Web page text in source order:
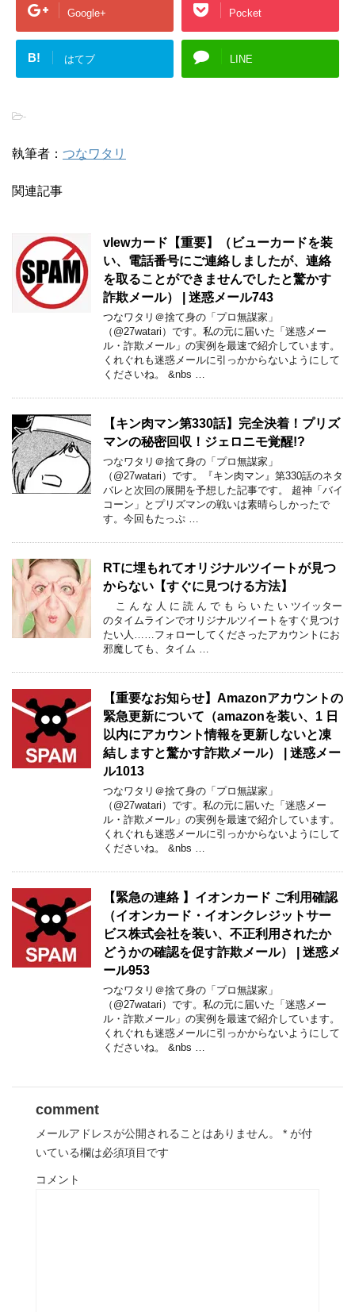
Google+ Pocket
B! はてブ LINE
-
執筆者： つなワタリ
関連記事
vlewカード【重要】（ビューカードを装
い、電話番号にご連絡しましたが、連絡
を取ることができませんでしたと驚かす
詐欺メール） | 迷惑メール743
つなワタリ＠捨て身の「プロ無謀家」
（@27watari）です。私の元に届いた「迷惑メー
ル・詐欺メール」の実例を最速で紹介しています。
くれぐれも迷惑メールに引っかからないようにして
くださいね。 &nbs …
【キン肉マン第330話】完全決着！プリズ
マンの秘密回収！ジェロニモ覚醒!?
つなワタリ＠捨て身の「プロ無謀家」
（@27watari）です。『キン肉マン』第330話のネタ
バレと次回の展開を予想した記事です。 超神「バイ
コーン」とプリズマンの戦いは素晴らしかったで
す。今回もたっぷ …
RTに埋もれてオリジナルツイートが見つ
からない【すぐに見つける方法】
こ ん な 人 に 読 ん で も ら い た い ツイッター
のタイムラインでオリジナルツイートをすぐ見つけ
たい人……フォローしてくださったアカウントにお
邪魔しても、タイム …
【重要なお知らせ】Amazonアカウントの
緊急更新について（amazonを装い、1 日
以内にアカウント情報を更新しないと凍
結しますと驚かす詐欺メール） | 迷惑メー
ル1013
つなワタリ＠捨て身の「プロ無謀家」
（@27watari）です。私の元に届いた「迷惑メー
ル・詐欺メール」の実例を最速で紹介しています。
くれぐれも迷惑メールに引っかからないようにして
くださいね。 &nbs …
【緊急の連絡 】イオンカード ご利用確認
（イオンカード・イオンクレジットサー
ビス株式会社を装い、不正利用されたか
どうかの確認を促す詐欺メール） | 迷惑メ
ール953
つなワタリ＠捨て身の「プロ無謀家」
（@27watari）です。私の元に届いた「迷惑メー
ル・詐欺メール」の実例を最速で紹介しています。
くれぐれも迷惑メールに引っかからないようにして
くださいね。 &nbs …
comment
メールアドレスが公開されることはありません。 * が付
いている欄は必須項目です
コメント